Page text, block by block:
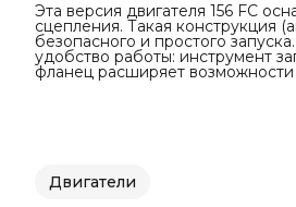
Эта версия двигателя 156 FC
сцепления. Такая конструкция
безопасного и простого
удобство работы: инструмент
фланец расширяет возможности
Двигатели